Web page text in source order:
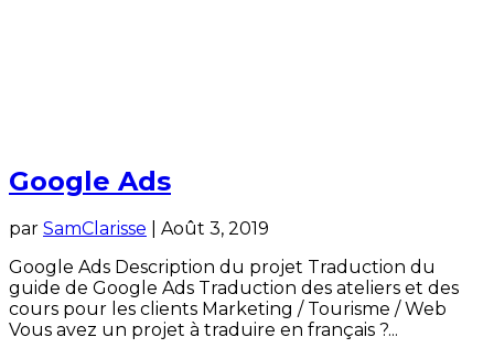
Google Ads
par SamClarisse
Août 3, 2019
Google Ads Description du projet Traduction du
guide de Google Ads Traduction des ateliers et des
cours pour les clients Marketing / Tourisme / Web
Vous avez un projet à traduire en français ?...